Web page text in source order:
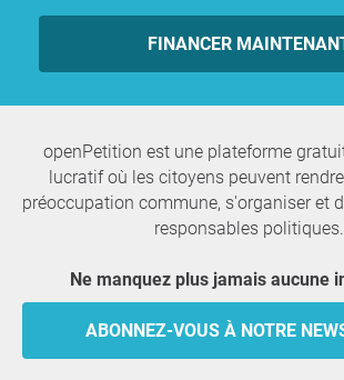
FINANCER
openPetition est une plateforme
lucratif où les citoyens peuvent
préoccupation commune, s'organiser et
responsables politiques.
Ne manquez plus jamais aucune
ABONNEZ-VOUS À NOTRE